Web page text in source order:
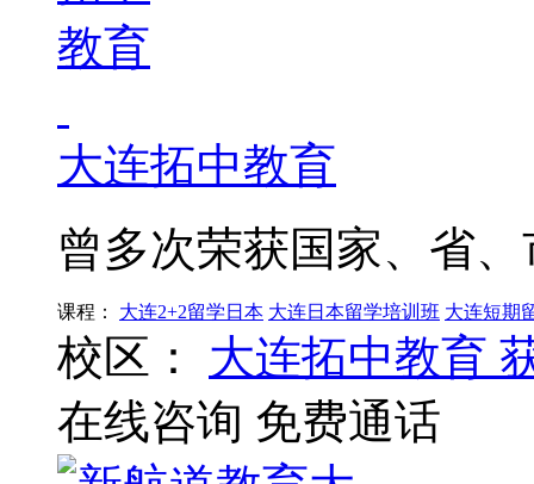
大连拓中教育
曾多次荣获国家、省
课程： 大连2+2留学日本 大连日本留学培训班 大连短期
校区： 大连拓中教育
在线咨询 免费通话